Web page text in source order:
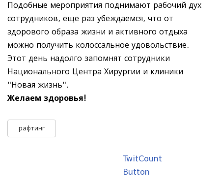
Подобные мероприятия поднимают рабочий дух
сотрудников, еще раз убеждаемся, что от
здорового образа жизни и активного отдыха
можно получить колоссальное удовольствие.
Этот день надолго запомнят сотрудники
Национального Центра Хирургии и клиники
"Новая жизнь".
Желаем здоровья!
рафтинг
TwitCount
Button